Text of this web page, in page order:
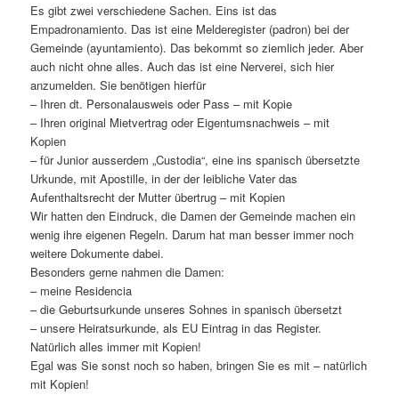
Es gibt zwei verschiedene Sachen. Eins ist das
Empadronamiento. Das ist eine Melderegister (padron) bei der
Gemeinde (ayuntamiento). Das bekommt so ziemlich jeder. Aber
auch nicht ohne alles. Auch das ist eine Nerverei, sich hier
anzumelden. Sie benötigen hierfür
– Ihren dt. Personalausweis oder Pass – mit Kopie
– Ihren original Mietvertrag oder Eigentumsnachweis – mit
Kopien
– für Junior ausserdem „Custodia“, eine ins spanisch übersetzte
Urkunde, mit Apostille, in der der leibliche Vater das
Aufenthaltsrecht der Mutter übertrug – mit Kopien
Wir hatten den Eindruck, die Damen der Gemeinde machen ein
wenig ihre eigenen Regeln. Darum hat man besser immer noch
weitere Dokumente dabei.
Besonders gerne nahmen die Damen:
– meine Residencia
– die Geburtsurkunde unseres Sohnes in spanisch übersetzt
– unsere Heiratsurkunde, als EU Eintrag in das Register.
Natürlich alles immer mit Kopien!
Egal was Sie sonst noch so haben, bringen Sie es mit – natürlich
mit Kopien!